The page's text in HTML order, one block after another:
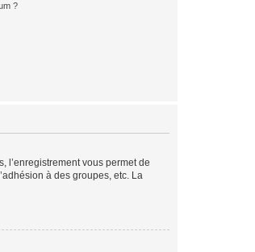
?
l’enregistrement vous permet de
à des groupes, etc. La